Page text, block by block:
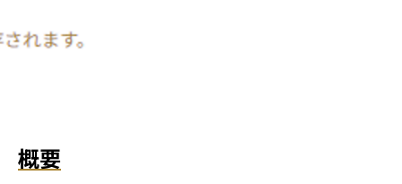
概要